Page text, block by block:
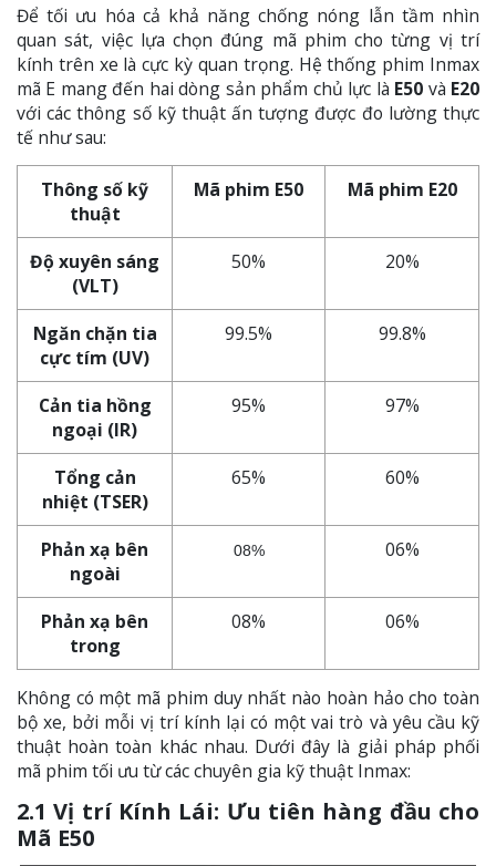
Để tối ưu hóa cả khả năng chống nóng lẫn tầm nhìn
quan sát, việc lựa chọn đúng mã phim cho từng vị trí
kính trên xe là cực kỳ quan trọng. Hệ thống phim Inmax
mã E mang đến hai dòng sản phẩm chủ lực là E50 và E20
với các thông số kỹ thuật ấn tượng được đo lường thực
tế như sau:
Thông số kỹ
thuật
Mã phim E50 Mã phim E20
Độ xuyên sáng
(VLT)
50% 20%
Ngăn chặn tia
cực tím (UV)
99.5% 99.8%
Cản tia hồng
ngoại (IR)
95% 97%
Tổng cản
nhiệt (TSER)
65% 60%
Phản xạ bên
ngoài
08% 06%
Phản xạ bên
trong
08% 06%
Không có một mã phim duy nhất nào hoàn hảo cho toàn
bộ xe, bởi mỗi vị trí kính lại có một vai trò và yêu cầu kỹ
thuật hoàn toàn khác nhau. Dưới đây là giải pháp phối
mã phim tối ưu từ các chuyên gia kỹ thuật Inmax:
2.1 Vị trí Kính Lái: Ưu tiên hàng đầu cho
Mã E50